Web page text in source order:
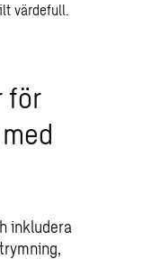
värdefull.
för
inkludera